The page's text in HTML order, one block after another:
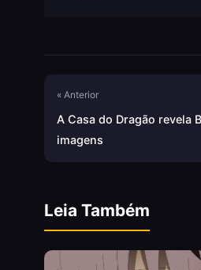
« Anterior
A Casa do Dragão revela
imagens
Leia Também